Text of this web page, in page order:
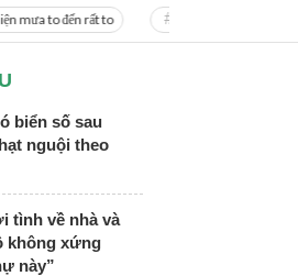
rất to Danh tính người phụ nữ bị bạn trai
biển số sau
nguội theo
tình về nhà và
không xứng
này”